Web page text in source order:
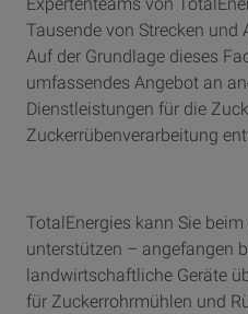
01:50 - 01:54: TotalEnergies
Tausende von Strecken
Auf der Grundlage dieses
umfassendes Angebot an
Dienstleistungen für die
Zuckerrübenverarbeitung
TotalEnergies kann Sie
unterstützen – angefangen
landwirtschaftliche Geräte
für Zuckerrohrmühlen und